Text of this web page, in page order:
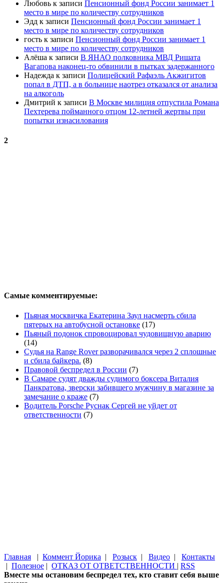
Любовь к записи Пенсионный фонд России занимает 1
место в мире по количеству сотрудников
Эдд к записи Пенсионный фонд России занимает 1
место в мире по количеству сотрудников
гость к записи Пенсионный фонд России занимает 1
место в мире по количеству сотрудников
Алёша к записи В ЯНАО полковника МВД Ришата
Вагапова наконец-то обвинили в пытках задержанного
Надежда к записи Полицейский Рафаэль Акжигитов
попал в ДТП, а в больнице наотрез отказался от анализа
на алкоголь
Дмитрий к записи В Москве милиция отпустила Романа
Пехтерева пойманного отцом 12-летней жертвы при
попытки изнасилования
2
Самые комментируемые:
Пьяная москвичка Екатерина Заул насмерть сбила
пятерых на автобусной остановке (17)
Пьяный подонок спровоцировал чудовищную аварию
(14)
Судья на Range Rover разворачивался через 2 сплошные
и сбила байкера. (8)
Правовой беспредел в России (7)
В Самаре судят дважды судимого боксера Виталия
Панкратова, зверски забившего мужчину в магазине за
замечание о краже (7)
Водитель Porsche Руснак Сергей не уйдет от
ответственности (7)
Главная | Коммент Йорика | Розыск | Видео | Контакты
| Полезное | ОТКАЗ ОТ ОТВЕТСТВЕННОСТИ | RSS
Вместе мы остановим беспредел тех, кто ставит себя выше